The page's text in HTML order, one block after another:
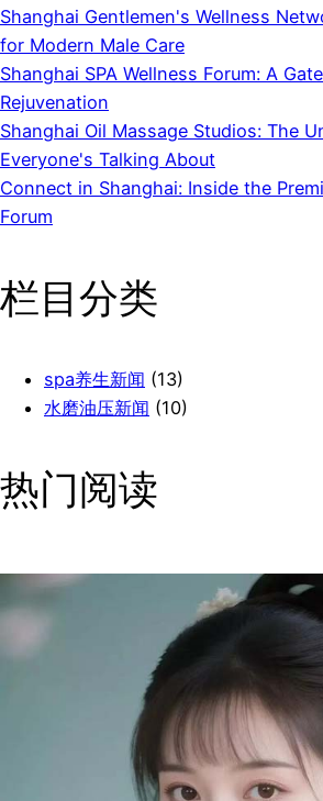
Shanghai Gentlemen's Wellness
for Modern Male Care
Shanghai SPA Wellness Forum: A
Rejuvenation
Shanghai Oil Massage Studios: The
Everyone's Talking About
Connect in Shanghai: Inside the
Forum
栏目分类
spa养生新闻 (13)
水磨油压新闻 (10)
热门阅读